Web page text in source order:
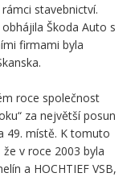
stavebnictví.
Škoda Auto s
firmami byla
roce společnost
za největší posun
49. místě. K tomuto
v roce 2003 byla
a HOCHTIEF VSB,